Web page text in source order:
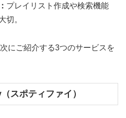
プレイリスト作成や検索機能
切。
にご紹介する3つのサービスを
スポティファイ）